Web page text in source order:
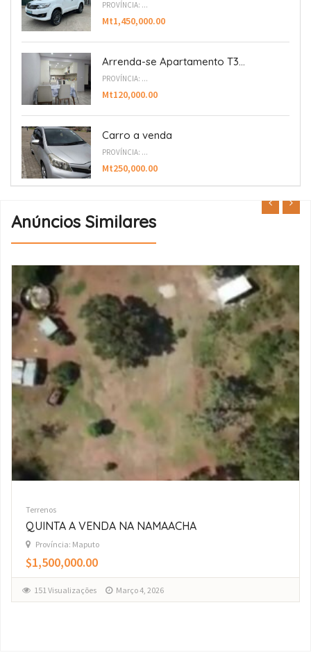
PROVÍNCIA: ...
Mt1,450,000.00
Arrenda-se Apartamento T3...
PROVÍNCIA: ...
Mt120,000.00
Carro a venda
PROVÍNCIA: ...
Mt250,000.00
Anúncios Similares
Terrenos
Trespasso Terreno 17/33 Costa do Sol Mapulene
Zona Arenosa
Localização Costa Do Sol Mapulene1377MaputoMaputo -
Mt1,425,000.00